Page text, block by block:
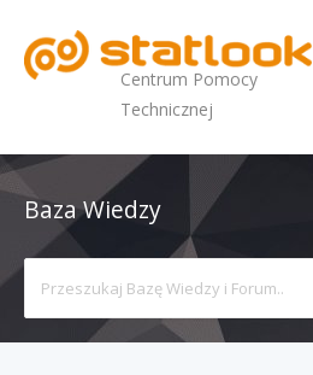
Centrum Pomocy
Technicznej
Baza Wiedzy
For